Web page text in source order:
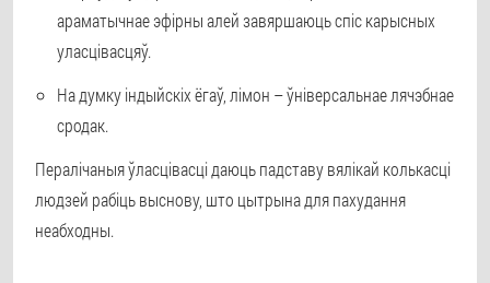
араматычнае эфірны алей завяршаюць спіс карысных
уласцівасцяў.
На думку індыйскіх ёгаў, лімон – ўніверсальнае лячэбнае
сродак.
Пералічаныя ўласцівасці даюць падставу вялікай колькасці
людзей рабіць выснову, што цытрына для пахудання
неабходны.